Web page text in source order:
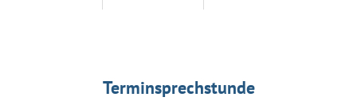
Terminsprechstunde